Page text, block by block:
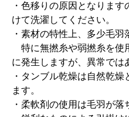
・色移りの原因となりま
けて洗濯してください。
・素材の特性上、多少毛羽
特に無撚糸や弱撚糸を使
に発生しますが、異常では
・タンブル乾燥は自然乾
ます。
・柔軟剤の使用は毛羽が落